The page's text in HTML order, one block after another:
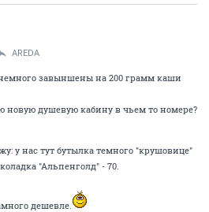
AREDA
завыншены на 200 грамм каши
новую душевую кабину в чьем то номере?
у нас тут бутылка темного "крушовице"
"Альпенголд" - 70.
дешевле.